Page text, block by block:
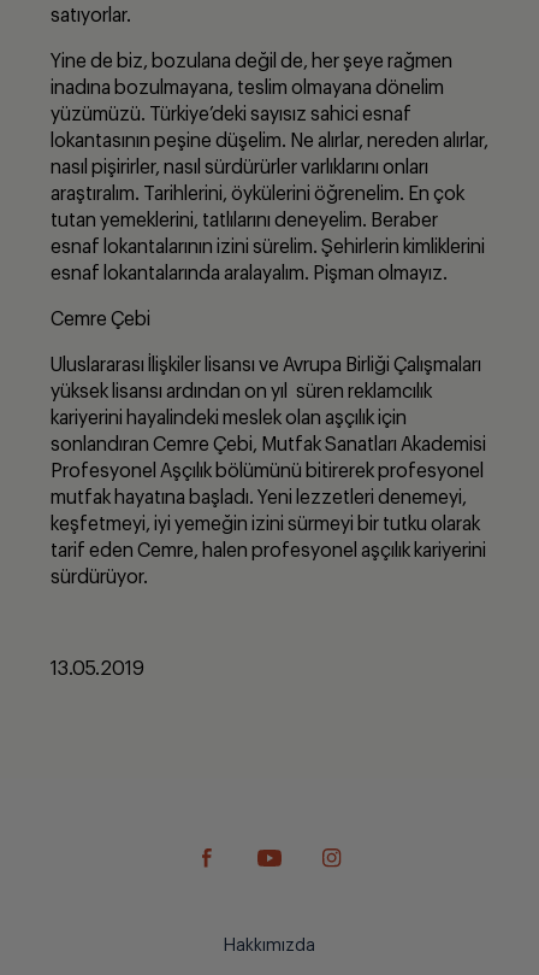
satıyorlar.
Yine de biz, bozulana değil de, her şeye rağmen
inadına bozulmayana, teslim olmayana dönelim
yüzümüzü. Türkiye’deki sayısız sahici esnaf
lokantasının peşine düşelim. Ne alırlar, nereden alırlar,
nasıl pişirirler, nasıl sürdürürler varlıklarını onları
araştıralım. Tarihlerini, öykülerini öğrenelim. En çok
tutan yemeklerini, tatlılarını deneyelim. Beraber
esnaf lokantalarının izini sürelim. Şehirlerin kimliklerini
esnaf lokantalarında aralayalım. Pişman olmayız.
Cemre Çebi
Uluslararası İlişkiler lisansı ve Avrupa Birliği Çalışmaları
yüksek lisansı ardından on yıl süren reklamcılık
kariyerini hayalindeki meslek olan aşçılık için
sonlandıran Cemre Çebi, Mutfak Sanatları Akademisi
Profesyonel Aşçılık bölümünü bitirerek profesyonel
mutfak hayatına başladı. Yeni lezzetleri denemeyi,
keşfetmeyi, iyi yemeğin izini sürmeyi bir tutku olarak
tarif eden Cemre, halen profesyonel aşçılık kariyerini
sürdürüyor.
13.05.2019
Hakkımızda